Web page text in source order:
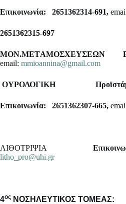
Επικοινωνία: 2651362314-691,
2651362315-697
MON.METΑMOΣΧΕΥΣΕΩΝ
email: mmioannina@gmail.com
ΟΥΡΟΛΟΓΙΚΗ
Επικοινωνία: 2651362307-665,
ΛΙΘΟΤΡΙΨΙΑ Επικοινωνία:
litho_pro@uhi.gr
4ος NOΣΗΛΕΥΤΙΚΟΣ ΤΟΜΕΑΣ: